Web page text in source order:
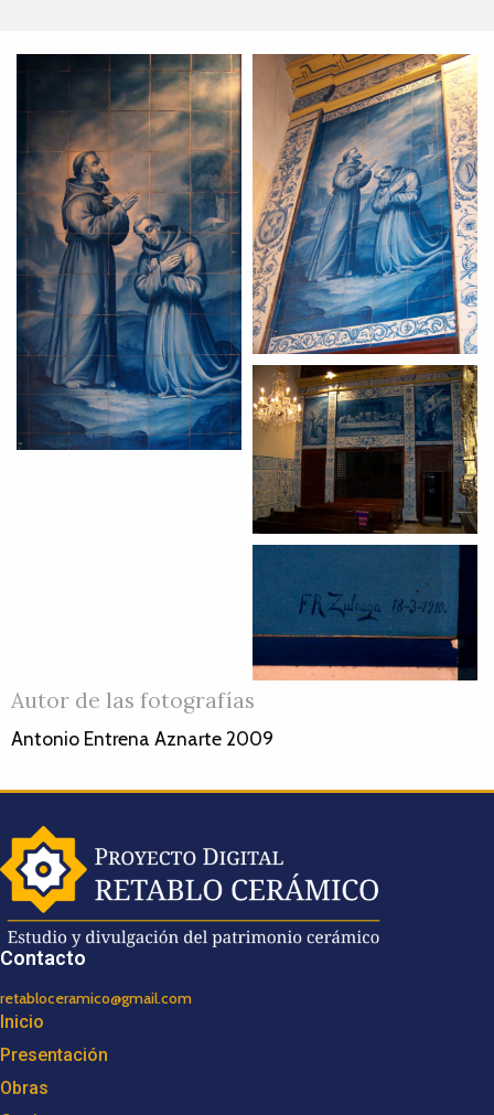
Autor de las fotografías
Antonio Entrena Aznarte 2009
Contacto
retabloceramico@gmail.com
Inicio
Presentación
Obras